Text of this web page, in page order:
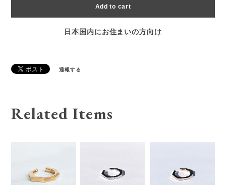
Add to cart
日本国内にお住まいの方向け
通報する
Related Items